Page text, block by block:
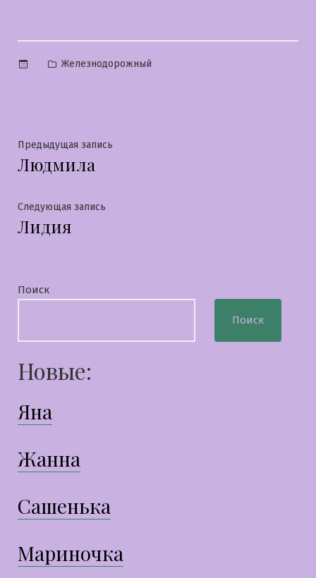
Опубликовано
Железнодорожный
Навигация
по
записям
Предыдущая запись
Людмила
Следующая запись
Лидия
Поиск
Поиск
Новые:
Яна
Жанна
Сашенька
Мариночка